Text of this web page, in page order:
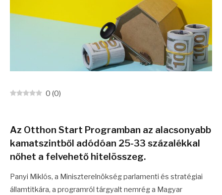
0 (0)
Az Otthon Start Programban az alacsonyabb
kamatszintből adódóan 25-33 százalékkal
nőhet a felvehető hitelösszeg.
Panyi Miklós, a Miniszterelnökség parlamenti és stratégiai
államtitkára, a programról tárgyalt nemrég a Magyar